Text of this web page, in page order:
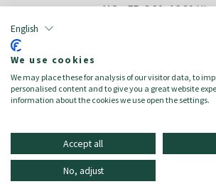
English
We use cookies
We may place these for analysis of our visitor data, to
personalised content and to give you a great website
information about the cookies we use open the settings.
Accept all
No, adjust
MO - FR: 8:30–16:30 Uhr,
english italiano
2023 © Oberrauch-Zitt AG | USt-IdNr.: